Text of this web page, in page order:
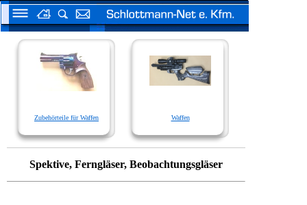
Zubehörteile für Waffen Waffen
Spektive, Ferngläser, Beobachtungsgläser